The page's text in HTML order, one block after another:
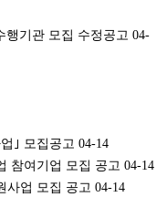
행기관 모집 수정공고 04-
｣ 모집공고 04-14
참여기업 모집 공고 04-14
사업 모집 공고 04-14